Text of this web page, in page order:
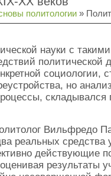
политологии »
науки с
политической
социологии,
но
Вильфредо
реальных
действующие
результаты